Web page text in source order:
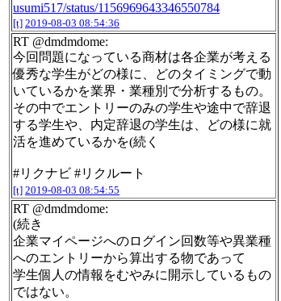
usumi517/status/1156969643346550784
[t] 2019-08-03 08:54:36
RT @dmdmdome:
今回問題になっている商材は各企業が考える
優秀な学生がどの様に、どのタイミングで動
いているかを業界・業種別で分析するもの。
その中でエントリーのみの学生や途中で辞退
する学生や、内定辞退の学生は、どの様に就
活を進めているかを(続く
#リクナビ #リクルート
[t] 2019-08-03 08:54:55
RT @dmdmdome:
(続き
企業マイページへのログイン回数等や異業種
へのエントリーから算出する物であって
学生個人の情報をむやみに開示しているもの
ではない。